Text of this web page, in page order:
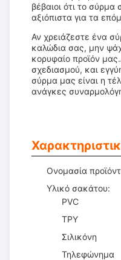
βέβαιοι ότι το σύρμα
αξιόπιστα για τα
Αν χρειάζεστε ένα
καλώδια σας, μην
κορυφαίο προϊόν
σχεδιασμού, και
σύρμα μας είναι η
ανάγκες
Ονομασία
Υλικό σακάτου:
PVC
ΤΡΥ
Σιλικόνη
Τηλεφώνημα